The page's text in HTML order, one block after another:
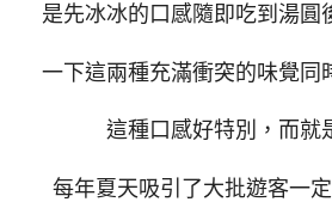
是先冰冰的口感隨即吃到湯圓
一下這兩種充滿衝突的味覺同
這種口感好特別，而就
每年夏天吸引了大批遊客一